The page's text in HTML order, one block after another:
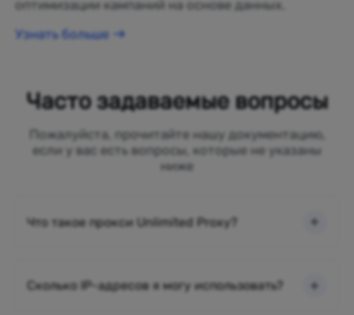
оптимизации кампаний на основе данных.
Узнать больше
Часто задаваемые вопросы
Пожалуйста, прочитайте нашу документацию,
если у вас есть вопросы, которые не указаны
ниже
Что такое прокси Unlimited Proxy?
Сколько IP-адресов я могу использовать?